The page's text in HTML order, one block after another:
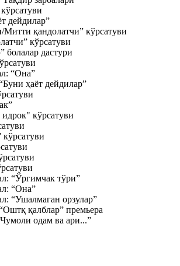
дейдилар”
қандолатчи” кўрсатуви
кўрсатуви
болалар дастури
“Она”
ҳаёт дейдилар”
кўрсатуви
“Ўргимчак тўри”
“Она”
“Ушалмаган орзулар”
қалблар” премьера
одам ва ари...”